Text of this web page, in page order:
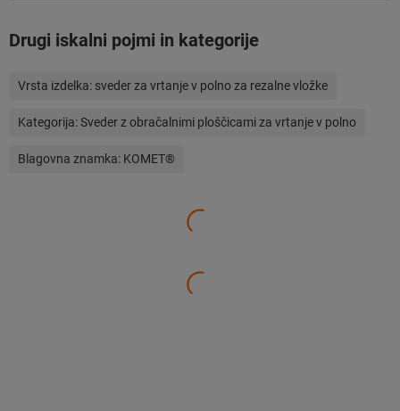
Drugi iskalni pojmi in kategorije
Vrsta izdelka: sveder za vrtanje v polno za rezalne vložke
Kategorija:Sveder z obračalnimi ploščicami za vrtanje v polno
Blagovna znamka: KOMET®